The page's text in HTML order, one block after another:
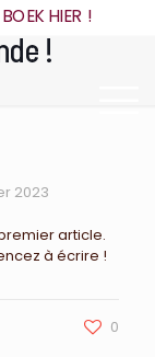
BOEK HIER !
!
2023
article.
à écrire !
0